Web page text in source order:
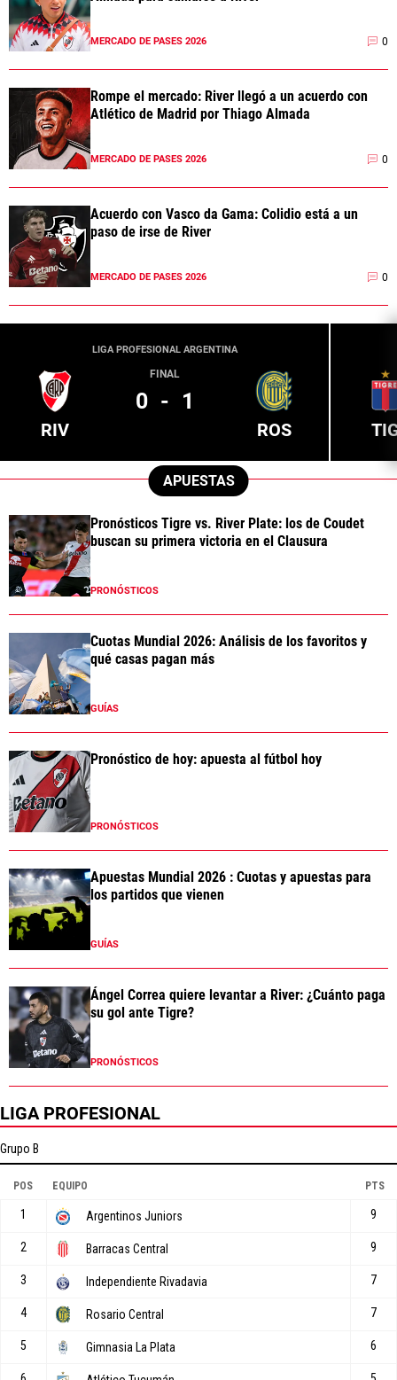
MERCADO DE PASES 2026 0
Rompe el mercado: River llegó a un acuerdo con
Atlético de Madrid por Thiago Almada
MERCADO DE PASES 2026 0
Acuerdo con Vasco da Gama: Colidio está a un
paso de irse de River
MERCADO DE PASES 2026 0
LIGA PROFESIONAL ARGENTINA
RIV
FINAL
0 - 1
ROS
APUESTAS
Pronósticos Tigre vs. River Plate: los de Coudet
buscan su primera victoria en el Clausura
PRONÓSTICOS
Cuotas Mundial 2026: Análisis de los favoritos y
qué casas pagan más
GUÍAS
Pronóstico de hoy: apuesta al fútbol hoy
PRONÓSTICOS
Apuestas Mundial 2026 : Cuotas y apuestas para
los partidos que vienen
GUÍAS
Ángel Correa quiere levantar a River: ¿Cuánto paga
su gol ante Tigre?
PRONÓSTICOS
LIGA PROFESIONAL